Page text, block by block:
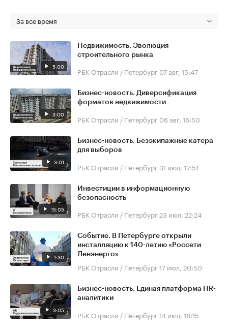
За все время
5:00
Недвижимость. Эволюция
строительного рынка
РБК Отрасли / Петербург 07 авг, 15:47
3:00
Бизнес-новость. Диверсификация
форматов недвижимости
РБК Отрасли / Петербург 06 авг, 16:50
3:01
Бизнес-новость. Безэкипажные катера
для выборов
РБК Отрасли / Петербург31 июл, 12:51
15:05
Инвестиции в информационную
безопасность
РБК Отрасли / Петербург 23 июл, 22:24
1:30
Событие. В Петербурге открыли
инсталляцию к 140-летию «Россети
Ленэнерго»
РБК Отрасли / Петербург17 июл, 20:50
3:05
Бизнес-новость. Единая платформа HR-
аналитики
РБК Отрасли / Петербург14 июл, 18:15